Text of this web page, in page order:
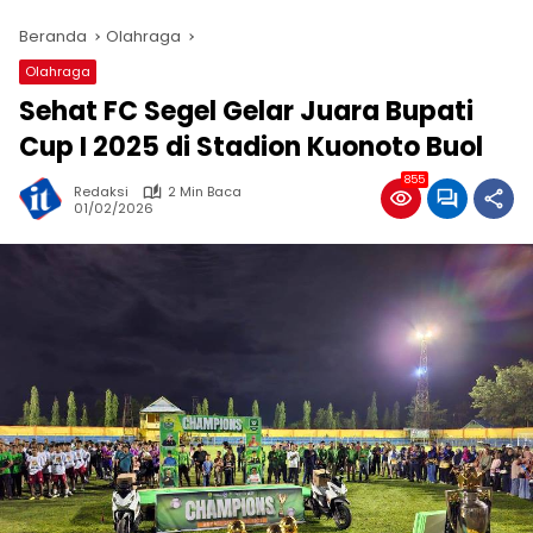
Beranda Olahraga
Olahraga
Sehat FC Segel Gelar Juara Bupati
Cup I 2025 di Stadion Kuonoto Buol
Redaksi
2 Min Baca
01/02/2026
855